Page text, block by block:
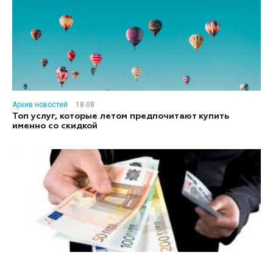
Архив новостей
18:08
Топ услуг, которые летом предпочитают купить
именно со скидкой